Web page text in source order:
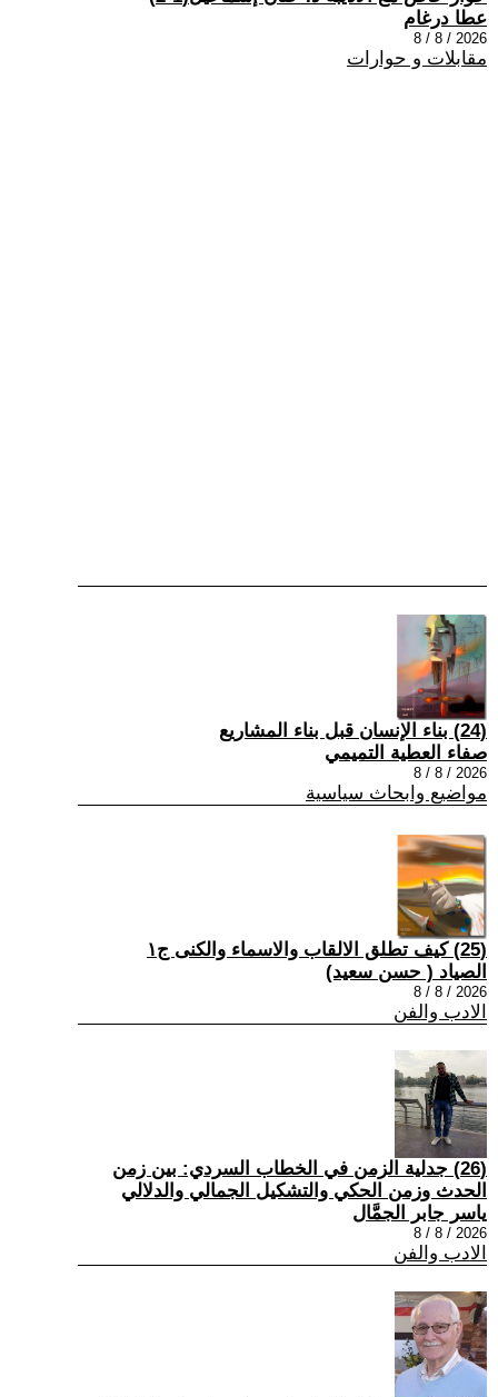
عطا درغام
2026 / 8 / 8
مقابلات و حوارات
(24) بناء الإنسان قبل بناء المشاريع
صفاء العطية التميمي
2026 / 8 / 8
مواضيع وابحاث سياسية
(25) كيف تطلق الالقاب والاسماء والكنى ج١
الصياد ‏( حسن سعيد‏)
2026 / 8 / 8
الادب والفن
(26) جدلية الزمن في الخطاب السردي: بين زمن
الحدث وزمن الحكي والتشكيل الجمالي والدلالي
ياسر جابر الجمَّال
2026 / 8 / 8
الادب والفن